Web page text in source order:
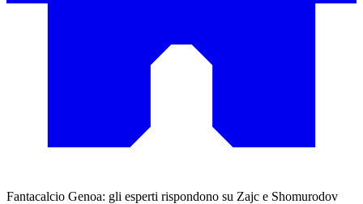
Fantacalcio Genoa: gli esperti rispondono su Zajc e Shomurodov